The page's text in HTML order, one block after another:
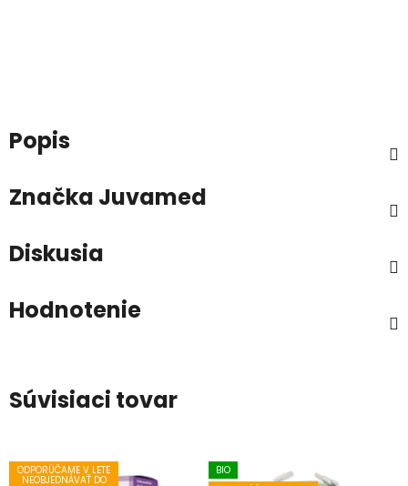
Popis
Značka Juvamed
Diskusia
Hodnotenie
Súvisiaci tovar
ODPORÚČAME V LETE
NEOBJEDNÁVAŤ DO
BIO